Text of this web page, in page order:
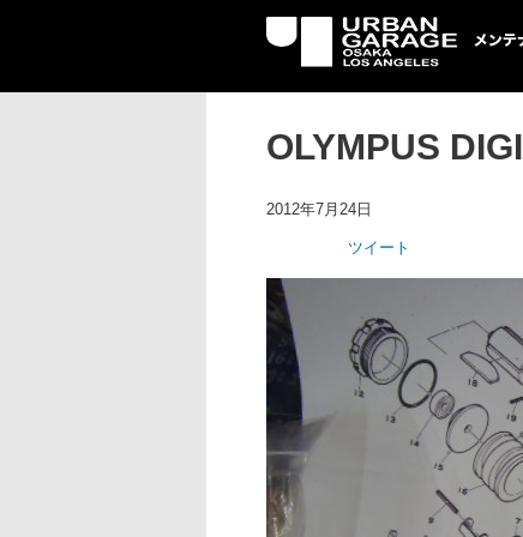
UG メンテナ
OLYMPUS
2012年7月24日
ツイート